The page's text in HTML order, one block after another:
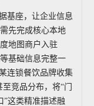
基座，让企业信息
先完成核心本地
地图商户入驻
基础信息完整一
连锁餐饮品牌收集
竞品分布，将“门
”这类精准描述融